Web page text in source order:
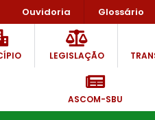
Ouvidoria Glossário
LEGISLAÇÃO
ASCOM-SBU